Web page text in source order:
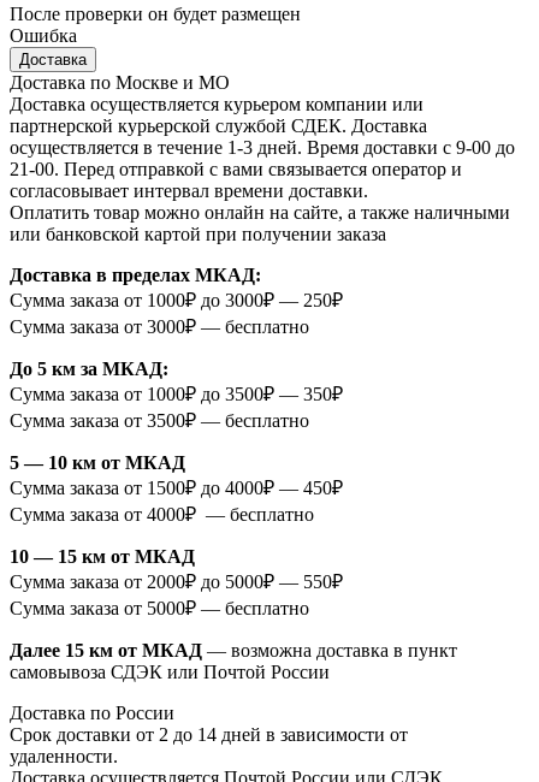
После проверки он будет размещен
Ошибка
Доставка
Доставка по Москве и МО
Доставка осуществляется курьером компании или
партнерской курьерской службой СДЕК. Доставка
осуществляется в течение 1-3 дней. Время доставки с 9-00 до
21-00. Перед отправкой с вами связывается оператор и
согласовывает интервал времени доставки.
Оплатить товар можно онлайн на сайте, а также наличными
или банковской картой при получении заказа
Доставка в пределах МКАД:
Сумма заказа от 1000₽ до 3000₽ — 250₽
Сумма заказа от 3000₽ — бесплатно
До 5 км за МКАД:
Сумма заказа от 1000₽ до 3500₽ — 350₽
Сумма заказа от 3500₽ — бесплатно
5 — 10 км от МКАД
Сумма заказа от 1500₽ до 4000₽ — 450₽
Сумма заказа от 4000₽ — бесплатно
10 — 15 км от МКАД
Сумма заказа от 2000₽ до 5000₽ — 550₽
Сумма заказа от 5000₽ — бесплатно
Далее 15 км от МКАД — возможна доставка в пункт
самовывоза СДЭК или Почтой России
Доставка по России
Срок доставки от 2 до 14 дней в зависимости от
удаленности.
Доставка осуществляется Почтой России или СДЭК.